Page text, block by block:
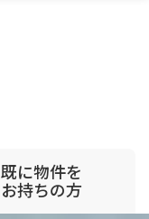
既に物件を
お持ちの方